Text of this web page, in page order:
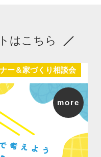
はこちら
ー＆家づくり相談会
more